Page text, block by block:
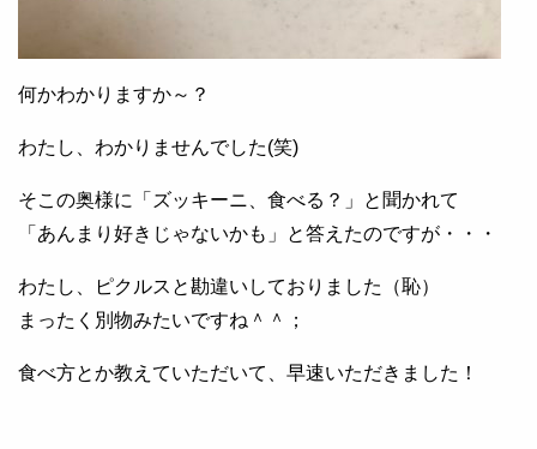
何かわかりますか～？
わたし、わかりませんでした(笑)
そこの奥様に「ズッキーニ、食べる？」と聞かれて
「あんまり好きじゃないかも」と答えたのですが・・・
わたし、ピクルスと勘違いしておりました（恥）
まったく別物みたいですね＾＾；
食べ方とか教えていただいて、早速いただきました！